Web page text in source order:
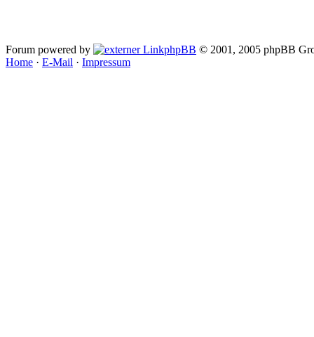
Forum powered by phpBB © 2001, 2005 phpBB
Home · E-Mail · Impressum